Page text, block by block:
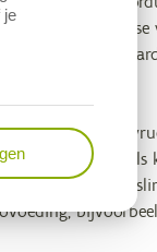
aan de Europese
en fruit,
als
de bewuste
je